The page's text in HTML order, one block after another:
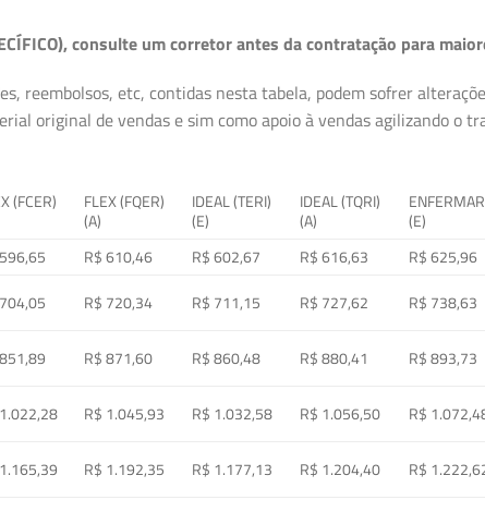
consulte um corretor antes da contratação para
reembolsos, etc, contidas nesta tabela, podem sofrer
original de vendas e sim como apoio à vendas agilizando o
(FCER)
FLEX (FQER)
(A)
IDEAL (TERI)
(E)
IDEAL (TQRI)
(A)
(E)
R$ 610,46 R$ 602,67 R$ 616,63 R$ 625,96
R$ 720,34 R$ 711,15 R$ 727,62 R$ 738,63
R$ 871,60 R$ 860,48 R$ 880,41 R$ 893,73
R$ 1.045,93 R$ 1.032,58 R$ 1.056,50 R$
R$ 1.192,35 R$ 1.177,13 R$ 1.204,40 R$